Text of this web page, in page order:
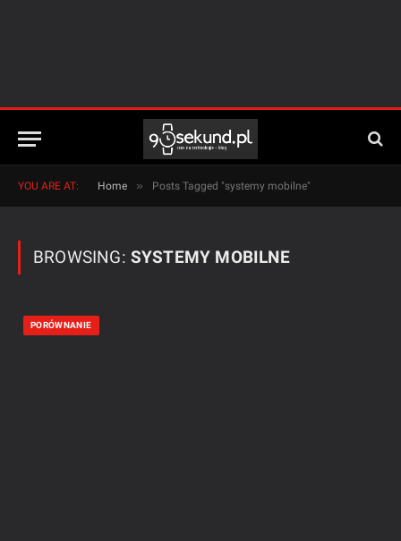
YOU ARE AT: Home » Posts Tagged "systemy mobilne"
BROWSING: SYSTEMY MOBILNE
PORÓWNANIE